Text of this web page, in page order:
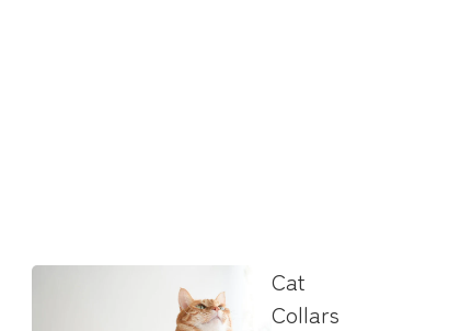
Cat
Collars